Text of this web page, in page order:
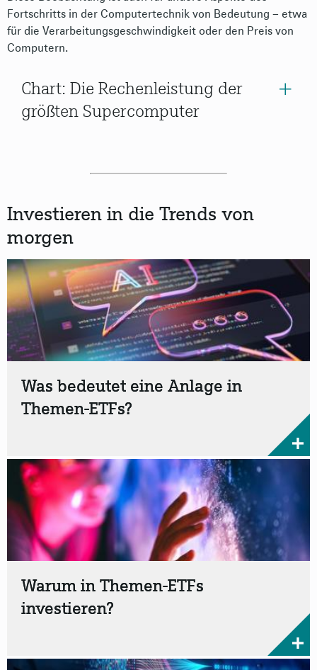
Fortschritts in der Computertechnik von Bedeutung – etwa
für die Verarbeitungsgeschwindigkeit oder den Preis von
Computern.
Chart: Die Rechenleistung der
größten Supercomputer
Investieren in die Trends von
morgen
Was bedeutet eine Anlage in
Themen-ETFs?
Warum in Themen-ETFs
investieren?